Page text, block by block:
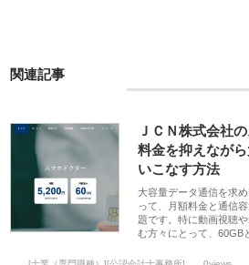
関連記事
ＪＣＮ株式会社
料金を抑えなが
いこなす方法
大容量データ通信を求
って、月額料金と通信
題です。特に動画視聴
む方々にとって、60GB